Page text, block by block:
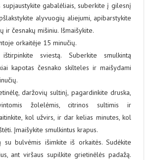
supjaustykite gabalėliais, suberkite į gilesnį
alyvuogių aliejumi, apibarstykite
ir česnakų mišiniu. Išmaišykite.
orkaitėje 15 minučių.
sviestą. Suberkite smulkintą
kapotas česnako skilteles ir maišydami
daržovių sultinį, pagardinkite druska,
žolelėmis, citrinos sultimis ir
kol užvirs, ir dar kelias minutes, kol
Įmaišykite smulkintus krapus.
su bulvėmis išimkite iš orkaitės. Sudėkite
ant viršaus supilkite grietinėlės padažą.